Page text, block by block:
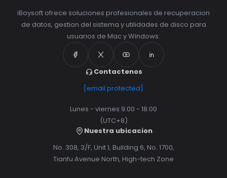
iBoysoft ofrece soluciones profesionales de recuperacion
de datos, gestion del sistema y utilidades de disco para
usuarios de Mac y Windows.
Contactenos
[email protected]
Lunes - viernes 9:00 - 18:00
(UTC+8)
Nuestra ubicacion
No. 308, 3/F, Unit 1, Building 6, No. 1700,
Tianfu Avenue North, High-tech Zone